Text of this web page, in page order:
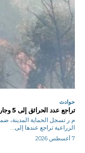
حوادث
تراجع عدد الحرائق إلى 5 وجاري إخماد حريق واحد ببسكرة
م.ر تسجل الحماية المدينة،
الزراعية تراجع عندها إلى...
7 أغسطس 2026